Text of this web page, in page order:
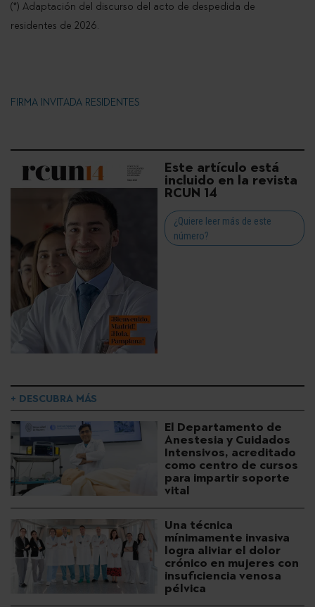
(*) Adaptación del discurso del acto de despedida de
residentes de 2026.
FIRMA INVITADA RESIDENTES
Este artículo está
incluido en la revista
RCUN 14
¿Quiere leer más de este
número?
+ DESCUBRA MÁS
El Departamento de
Anestesia y Cuidados
Intensivos, acreditado
como centro de cursos
para impartir soporte
vital
Una técnica
mínimamente invasiva
logra aliviar el dolor
crónico en mujeres con
insuficiencia venosa
pélvica